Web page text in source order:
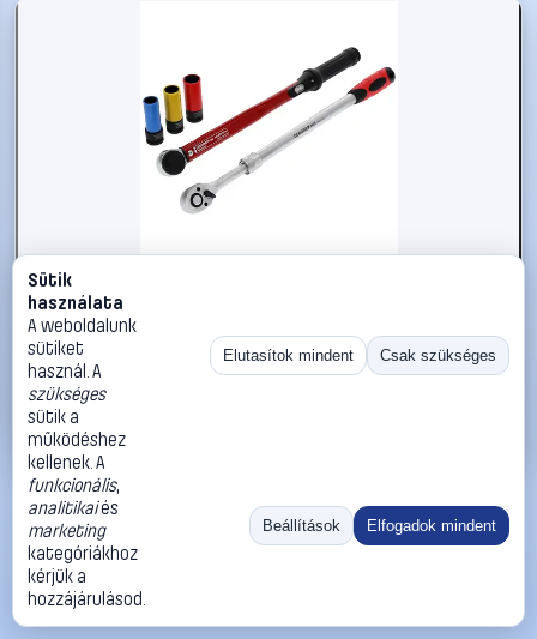
#2289799
Gedore RED R69003000 3300187 Szerszámkészlet
Gedore RED Szerszámok, szerszámkészletek
80 990 Ft
Kosárba
«
Méret:
Rendezés:
©2026
ThermoScope
Cégbemutató
Sütik
használata
A weboldalunk
sütiket
használ. A
szükséges
sütik a
működéshez
kellenek. A
funkcionális,
analitikaiés
marketing
kategóriákhoz
kérjük a
hozzájárulásod.
Elutasítok mindent Csak szükséges
Beállítások Elfogadok mindent